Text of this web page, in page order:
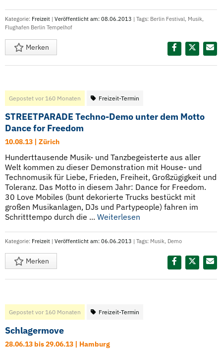
Kategorie: Freizeit | Veröffentlicht am: 08.06.2013 | Tags: Berlin Festival, Musik,
Flughafen Berlin Tempelhof
Merken
Gepostet vor 160 Monaten Freizeit-Termin
STREETPARADE Techno-Demo unter dem Motto
Dance for Freedom
10.08.13 | Zürich
Hunderttausende Musik- und Tanzbegeisterte aus aller
Welt kommen zu dieser Demonstration mit House- und
Technomusik für Liebe, Frieden, Freiheit, Großzügigkeit und
Toleranz. Das Motto in diesem Jahr: Dance for Freedom.
30 Love Mobiles (bunt dekorierte Trucks bestückt mit
großen Musikanlagen, DJs und Partypeople) fahren im
Schritttempo durch die ... Weiterlesen
Kategorie: Freizeit | Veröffentlicht am: 06.06.2013 | Tags: Musik, Demo
Merken
Gepostet vor 160 Monaten Freizeit-Termin
Schlagermove
28.06.13 bis 29.06.13 | Hamburg